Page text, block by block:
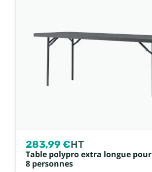
283,99 €HT
Table polypro extra longue pour
8 personnes